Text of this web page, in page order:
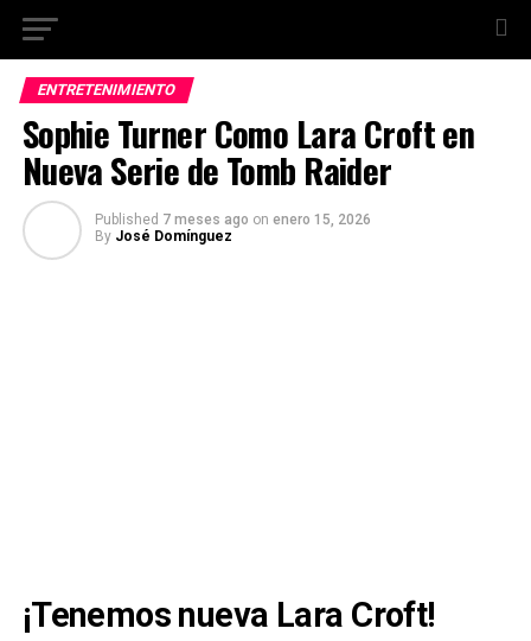
ENTRETENIMIENTO
Sophie Turner Como Lara Croft en
Nueva Serie de Tomb Raider
Published 7 meses ago on enero 15, 2026
By José Domínguez
¡Tenemos nueva Lara Croft!